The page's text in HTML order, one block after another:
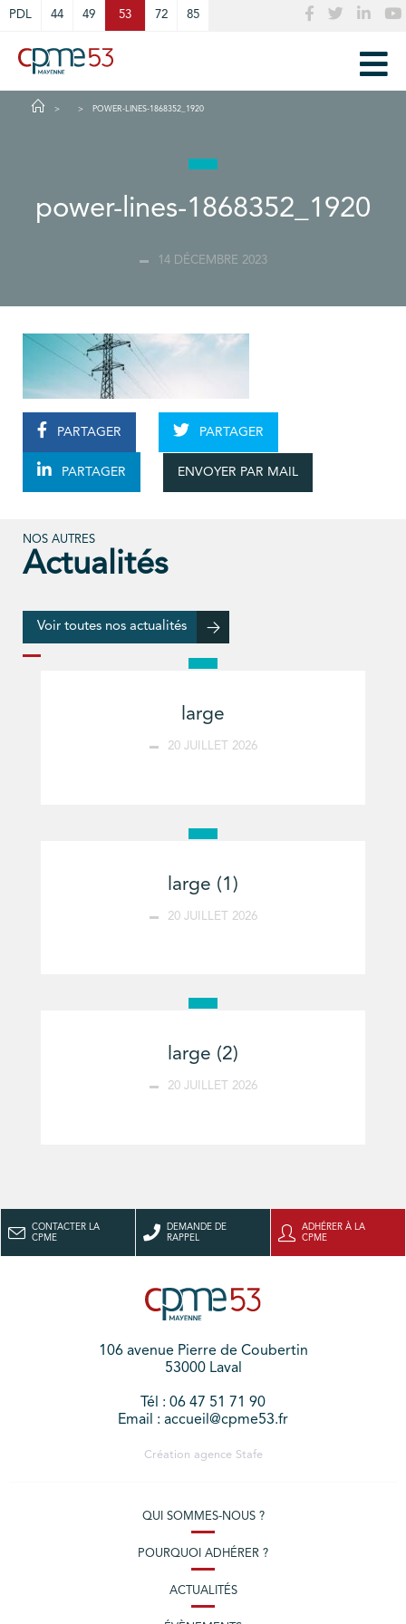
PDL 44 49 53 72 85
POWER-LINES-1868352_1920
power-lines-1868352_1920
14 DÉCEMBRE 2023
PARTAGER PARTAGER
PARTAGER ENVOYER PAR MAIL
NOS AUTRES
Actualités
Voir toutes nos actualités
large
20 JUILLET 2026
large (1)
20 JUILLET 2026
large (2)
20 JUILLET 2026
CONTACTER LA
CPME
DEMANDE DE
RAPPEL
ADHÉRER À LA
CPME
106 avenue Pierre de Coubertin
53000 Laval
Tél : 06 47 51 71 90
Email : accueil@cpme53.fr
Création agence Stafe
QUI SOMMES-NOUS ?
POURQUOI ADHÉRER ?
ACTUALITÉS
Cookies management panel